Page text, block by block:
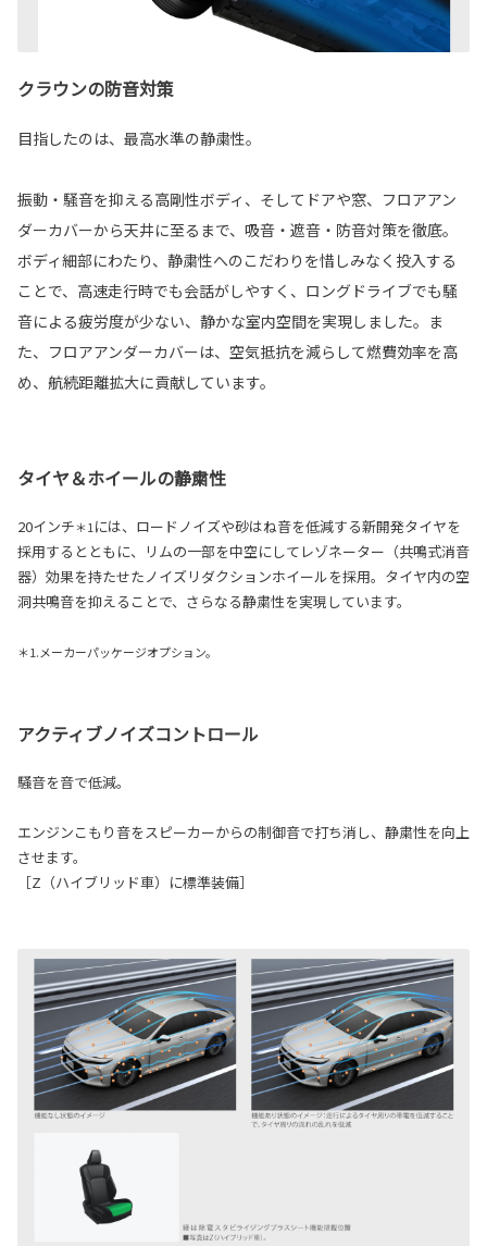
クラウンの防音対策
目指したのは、最高水準の静粛性。
振動・騒音を抑える高剛性ボディ、そしてドアや窓、フロアアン
ダーカバーから天井に至るまで、吸音・遮音・防音対策を徹底。
ボディ細部にわたり、静粛性へのこだわりを惜しみなく投入する
ことで、高速走行時でも会話がしやすく、ロングドライブでも騒
音による疲労度が少ない、静かな室内空間を実現しました。ま
た、フロアアンダーカバーは、空気抵抗を減らして燃費効率を高
め、航続距離拡大に貢献しています。
タイヤ＆ホイールの静粛性
20インチ＊1 には、ロードノイズや砂はね音を低減する新開発タイヤを
採用するとともに、リムの一部を中空にしてレゾネーター（共鳴式消音
器）効果を持たせたノイズリダクションホイールを採用。タイヤ内の空
洞共鳴音を抑えることで、さらなる静粛性を実現しています。
＊1.メーカーパッケージオプション。
アクティブノイズコントロール
騒音を音で低減。
エンジンこもり音をスピーカーからの制御音で打ち消し、静粛性を向上
させます。
［Z（ハイブリッド車）に標準装備］